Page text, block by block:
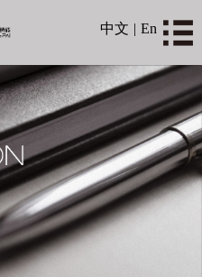
中文 | En